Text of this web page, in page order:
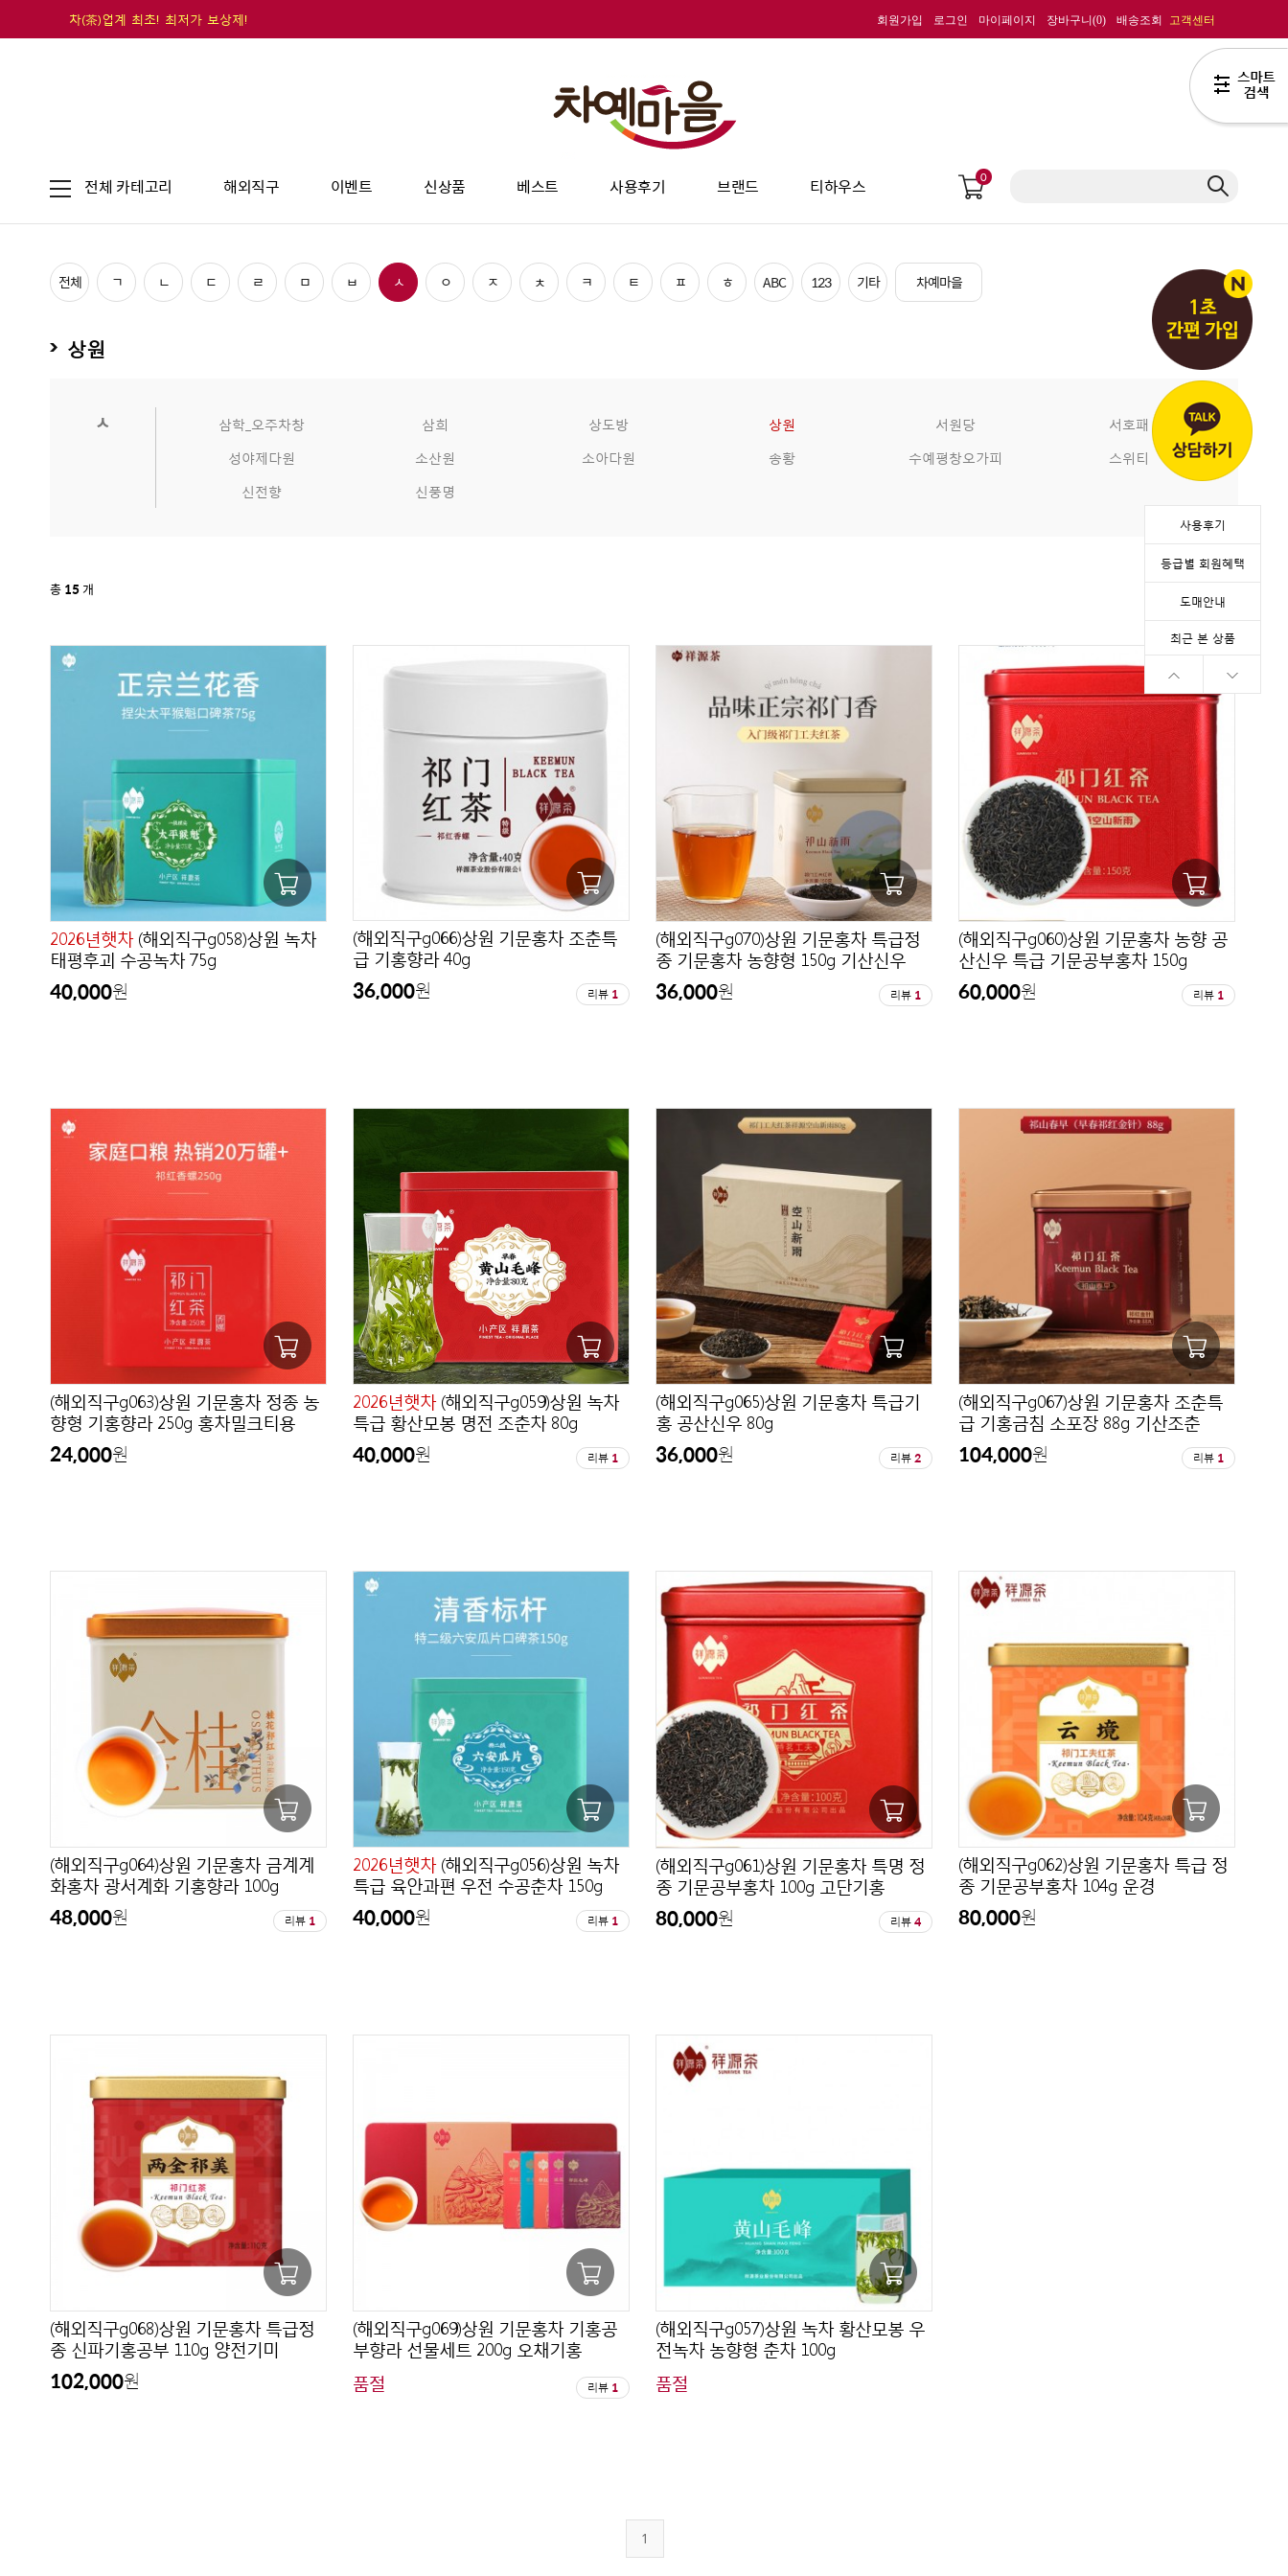
차(茶)업계 최초! 최저가 보상제! 회원가입 로그인 마이페이지 장바구니(0) 배송조회 고객센터
전체 카테고리 해외직구 이벤트 신상품 베스트 사용후기 브랜드 티하우스 0
사용후기
등급별 회원혜택
도매안내
최근 본 상품
전체 ㄱ ㄴ ㄷ ㄹ ㅁ ㅂ ㅅ ㅇ ㅈ ㅊ ㅋ ㅌ ㅍ ㅎ ABC 123 기타 차예마을
상원
ㅅ 삼학_오주차창 삼희 상도방 상원 서원당
서호패
성야제다원
소산원 소아다원 송황 수예평창오가피
스위티
신전향
신풍명
총15개
2026년햇차(해외직구g058)상원 녹차
태평후괴 수공녹차 75g
40,000원
(해외직구g066)상원 기문홍차 조춘특
급 기홍향라 40g
36,000원 리뷰 1
(해외직구g070)상원 기문홍차 특급정
종 기문홍차 농향형 150g 기산신우
36,000원 리뷰 1
(해외직구g060)상원 기문홍차 농향 공
산신우 특급 기문공부홍차 150g
60,000원 리뷰 1
(해외직구g063)상원 기문홍차 정종 농
향형 기홍향라 250g 홍차밀크티용
24,000원
2026년햇차(해외직구g059)상원 녹차
특급 황산모봉 명전 조춘차 80g
40,000원 리뷰 1
(해외직구g065)상원 기문홍차 특급기
홍 공산신우 80g
36,000원 리뷰2
(해외직구g067)상원 기문홍차 조춘특
급 기홍금침 소포장 88g 기산조춘
104,000원 리뷰 1
(해외직구g064)상원 기문홍차 금계계
화홍차 광서계화 기홍향라 100g
48,000원 리뷰 1
2026년햇차(해외직구g056)상원 녹차
특급 육안과편 우전 수공춘차 150g
40,000원 리뷰 1
(해외직구g061)상원 기문홍차 특명 정
종 기문공부홍차 100g 고단기홍
80,000원 리뷰4
(해외직구g062)상원 기문홍차 특급 정
종 기문공부홍차 104g 운경
80,000원
(해외직구g068)상원 기문홍차 특급정
종 신파기홍공부 110g 양전기미
102,000원
(해외직구g069)상원 기문홍차 기홍공
부향라 선물세트 200g 오채기홍
품절 리뷰 1
(해외직구g057)상원 녹차 황산모봉 우
전녹차 농향형 춘차 100g
품절
1